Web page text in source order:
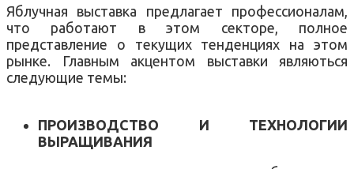
Яблучная выставка предлагает профессионалам,
что работают в этом секторе, полное
представление о текущих тенденциях на этом
рынке. Главным акцентом выставки являються
следующие темы:
ПРОИЗВОДСТВО И ТЕХНОЛОГИИ
ВЫРАЩИВАНИЯ